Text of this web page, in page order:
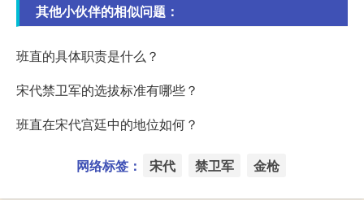
其他小伙伴的相似问题：
班直的具体职责是什么？
宋代禁卫军的选拔标准有哪些？
班直在宋代宫廷中的地位如何？
网络标签： 宋代 禁卫军 金枪